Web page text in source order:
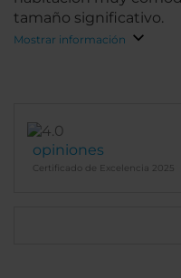
tamaño significativo.
Mostrar información
opiniones
Certificado de Excelencia 2025